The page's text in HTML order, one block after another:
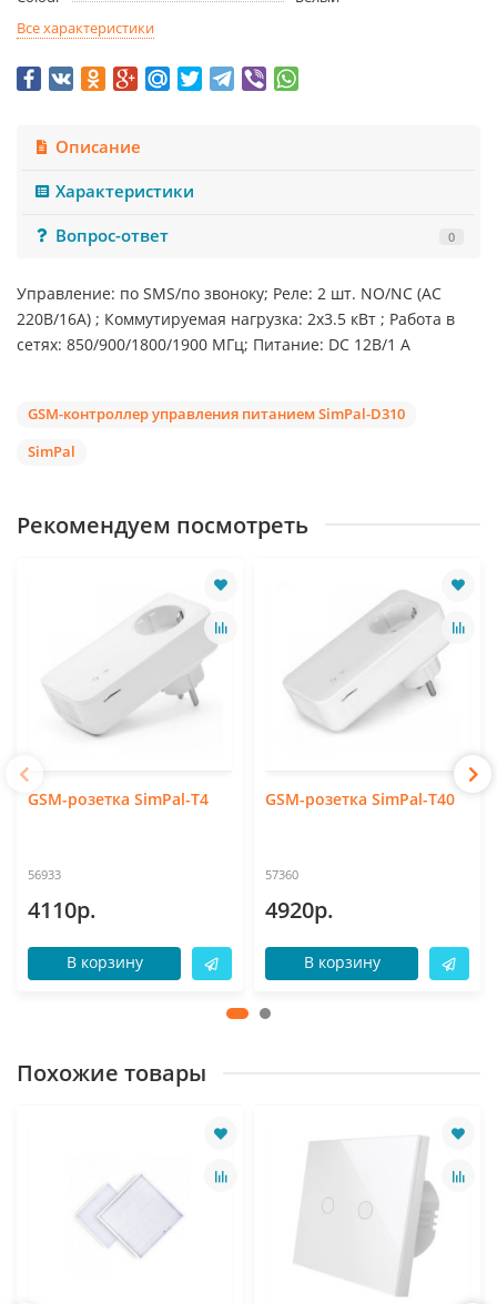
Все характеристики
Описание
Характеристики
Вопрос-ответ
0
Управление: по SMS/по звоноку; Реле: 2 шт. NO/NC (AC
220В/16А) ; Коммутируемая нагрузка: 2х3.5 кВт ; Работа в
сетях: 850/900/1800/1900 МГц; Питание: DC 12В/1 А
GSM-контроллер управления питанием SimPal-D310
SimPal
Рекомендуем посмотреть
GSM-розетка SimPal-T4
56933
4110р.
В корзину
GSM-розетка SimPal-T40
57360
4920р.
В корзину
Похожие товары